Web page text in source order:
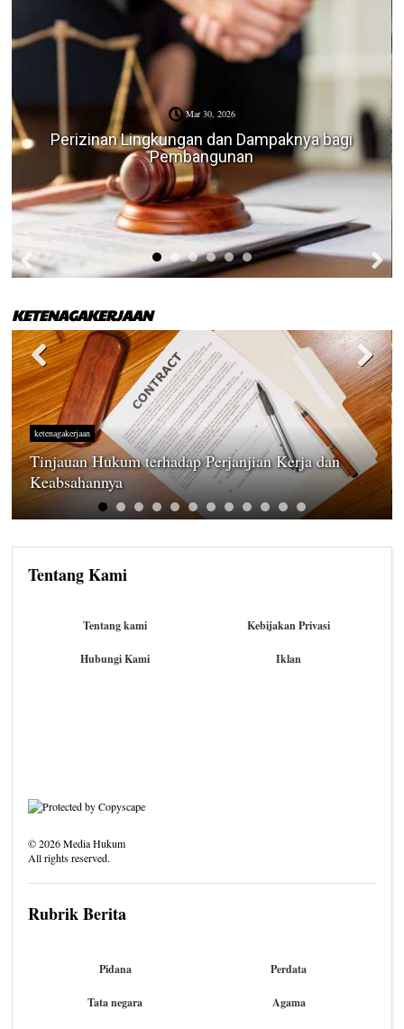
Mar 30, 2026
Perizinan Lingkungan dan Dampaknya bagi
Pembangunan
KETENAGAKERJAAN
ketenagakerjaan
Tinjauan Hukum terhadap Perjanjian Kerja dan
Keabsahannya
Tentang Kami
Tentang kami Kebijakan Privasi
Hubungi Kami Iklan
©2026Media Hukum
All rights reserved.
Rubrik Berita
Pidana Perdata
Tata negara Agama